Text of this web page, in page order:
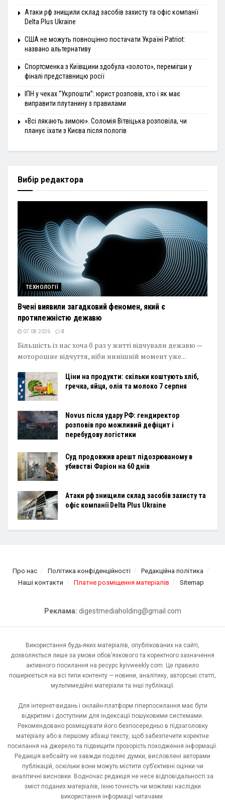
Атаки рф знищили склад засобів захисту та офіс компанії
Delta Plus Ukraine
США не можуть повноцінно постачати Україні Patriot:
названо альтернативу
Спортсменка з Київщини здобула «золото», перемігши у
фіналі представницю росії
ІПН у чеках “Укрпошти”: юрист розповів, хто і як має
виправити плутанину з правилами
«Всі лякають зимою». Соломія Вітвіцька розповіла, чи
планує їхати з Києва після пологів
Вибір редактора
ТЕХНОЛОГІЇ
Вчені виявили загадковий феномен, який є
протилежністю дежавю
07.08.2026 0
Більшість із нас хоча б раз у житті відчували дежавю —
моторошне відчуття, ніби нинішній момент уже...
Ціни на продукти: скільки коштують хліб,
гречка, яйця, олія та молоко 7 серпня
Novus після удару РФ: гендиректор
розповів про можливий дефіцит і
перебудову логістики
Суд продовжив арешт підозрюваному в
убивстві Фаріон на 60 днів
Атаки рф знищили склад засобів захисту та
офіс компанії Delta Plus Ukraine
Про нас Політика конфіденційності
Редакційна політика
Наші контакти
Платне розміщення матеріалів Sitemap
Реклама: digestmediaholding@gmail.com
Використання будь-яких матеріалів, опублікованих на сайті,
дозволяється лише за умови обов’язкового та коректного зазначення
активного посилання на ресурс kyivweekly.com. Це правило
поширюється на всі типи контенту — новини, аналітику, авторські статті,
мультимедійні матеріали та інші публікації.
Для інтернет-видань і онлайн-платформ гіперпосилання має бути
відкритим і доступним для індексації пошуковими системами.
Рекомендовано розміщувати його безпосередньо в підзаголовку
матеріалу або в першому абзаці тексту, щоб забезпечити коректне
посилання на джерело та підвищити прозорість походження інформації.
Редакція вебсайту не завжди поділяє думки, висловлені авторами
публікацій, оскільки вони можуть містити суб’єктивні оцінки чи
аналітичні висновки. Водночас редакція не несе відповідальності за
зміст поданих матеріалів, їхню точність чи можливі наслідки
використання інформації читачами.